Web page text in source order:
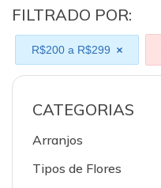
FILTRADO POR:
R$200 a R$299
CATEGORIAS
Arranjos
Tipos de Flores